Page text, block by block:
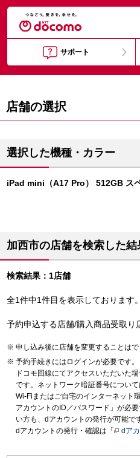
サポート
店舗の選択
選択した機種・カラー
iPad mini（A17 Pro） 512GB ス
加西市の店舗を検索した
検索結果：1店舗
全1件中1件目を表示しております
予約申込する店舗/購入商品受取り
申し込み後に店舗を変更することはで
予約手続きにはログインが必要です。
ドコモ回線にてアクセスいただいた
です。ネットワーク暗証番号について
Wi-Fiまたはご自宅のインターネット
アカウントのID／パスワード」が必
い方も、dアカウントの発行が可能で
dアカウントの発行・確認は「
dア